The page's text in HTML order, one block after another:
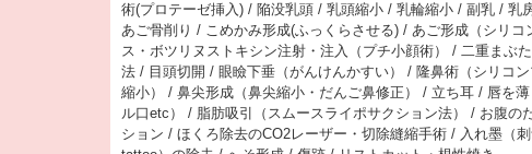
術(プロテーゼ挿入) / 陥没乳頭 / 乳頭縮小 / 乳輪縮小 / 副乳 / 乳
あご骨削り / こめかみ形成(ふっくらさせる) / あご形成（シリコ
ス・ボツリヌストキシン注射・注入（プチ小顔術） / 二重まぶ
法 / 目頭切開 / 眼瞼下垂（がんけんかすい） / 隆鼻術（シリコ
縮小） / 鼻尖形成（鼻尖縮小・だんご鼻修正） / 立ち耳 / 唇を
ル口etc） / 脂肪吸引（スムースライポサクション法） / お腹の
ション / ほくろ除去のCO2レーザー・切除縫縮手術 / 入れ墨（